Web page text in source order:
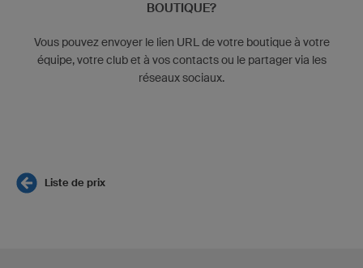
BOUTIQUE?
Vous pouvez envoyer le lien URL de votre boutique à votre
équipe, votre club et à vos contacts ou le partager via les
réseaux sociaux.
Liste de prix